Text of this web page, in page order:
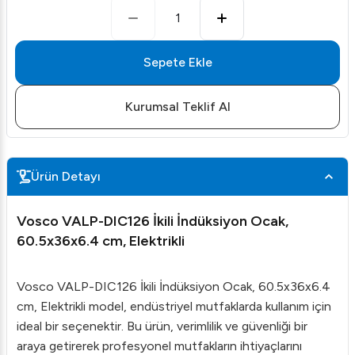
1
Sepete Ekle
Kurumsal Teklif Al
Ürün Detayı
Vosco VALP-DIC126 İkili İndüksiyon Ocak,
60.5x36x6.4 cm, Elektrikli
Vosco VALP-DIC126 İkili İndüksiyon Ocak, 60.5x36x6.4
cm, Elektrikli model, endüstriyel mutfaklarda kullanım için
ideal bir seçenektir. Bu ürün, verimlilik ve güvenliği bir
araya getirerek profesyonel mutfakların ihtiyaçlarını